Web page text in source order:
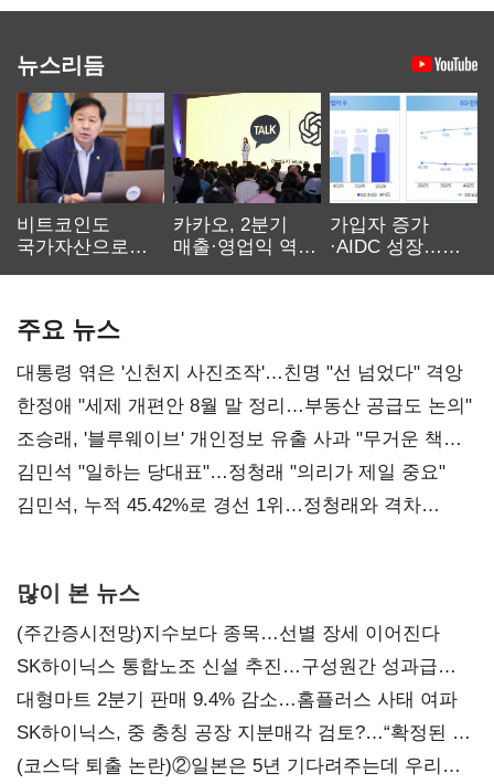
뉴스리듬
비트코인도
국가자산으로…'
카카오, 2분기
매출·영업익 역대
가입자 증가
·AIDC 성장…
주요 뉴스
대통령 엮은 '신천지 사진조작'…친명 "선 넘었다" 격앙
한정애 "세제 개편안 8월 말 정리…부동산 공급도 논의"
조승래, '블루웨이브' 개인정보 유출 사과 "무거운 책임
통감"
김민석 "일하는 당대표"…정청래 "의리가 제일 중요"
김민석, 누적 45.42%로 경선 1위…정청래와 격차
많이 본 뉴스
(주간증시전망)지수보다 종목…선별 장세 이어진다
SK하이닉스 통합노조 신설 추진…구성원간 성과급
불만 확산
대형마트 2분기 판매 9.4% 감소…홈플러스 사태 여파
SK하이닉스, 중 충칭 공장 지분매각 검토?…“확정된 바
없어”
(코스닥 퇴출 논란)②일본은 5년 기다려주는데 우리는